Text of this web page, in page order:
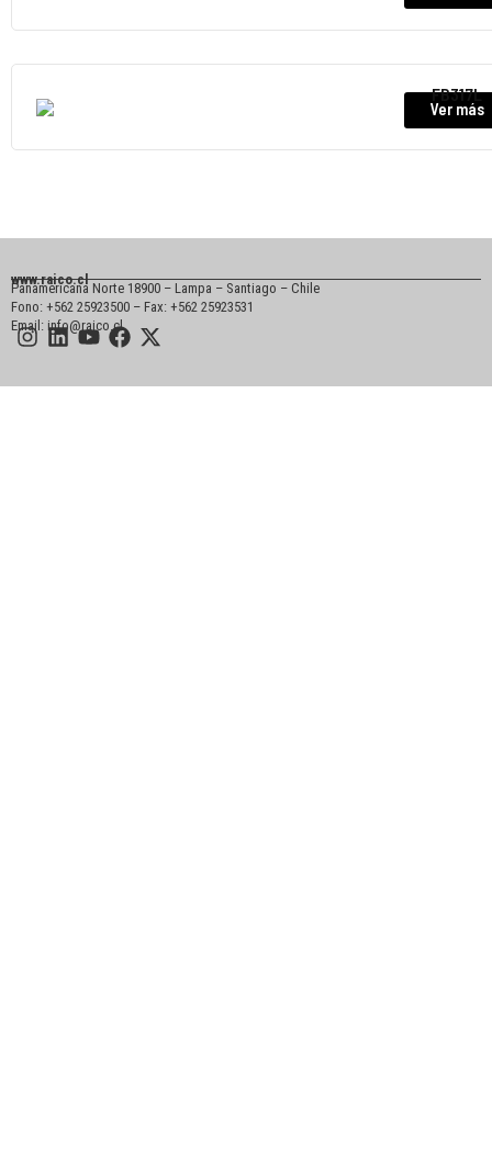
FB317L
Ver más
www.raico.cl
Panamericana Norte 18900 – Lampa – Santiago – Chile
Fono: +562 25923500 – Fax: +562 25923531
Email: info@raico.cl